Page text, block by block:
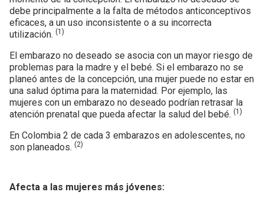
Dónde Comprar
Today Condoms Real Sensation
Today Condoms Triple Pleasure
Today Condoms Long Action
Today Condoms Ultra Estimulante
Fabricación del condón
Razones para utilizar Today
Métodos Anticonceptivos
Métodos naturales
Métodos hormonales
Otros métodos
Comportamientos de riesgo
Embarazos no planeados
Estadísticas en Colombia sobre ITS
¿Qué es la Clamidia?
Lo Que Siempre Has Querido Saber
debe principalmente a la falta de métodos anticonceptivos
eficaces, a un uso inconsistente o a su incorrecta
utilización. (1)
El embarazo no deseado se asocia con un mayor riesgo de
problemas para la madre y el bebé. Si el embarazo no se
planeó antes de la concepción, una mujer puede no estar en
una salud óptima para la maternidad. Por ejemplo, las
mujeres con un embarazo no deseado podrían retrasar la
atención prenatal que pueda afectar la salud del bebé. (1)
En Colombia 2 de cada 3 embarazos en adolescentes, no
son planeados. (2)
Afecta a las mujeres más jóvenes: